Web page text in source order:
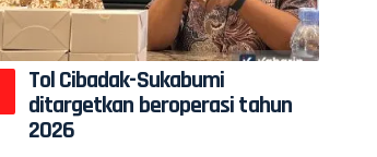
Tol Cibadak-Sukabumi
ditargetkan beroperasi tahun
2026